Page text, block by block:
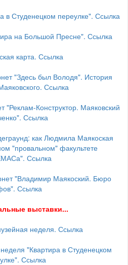
выставки...